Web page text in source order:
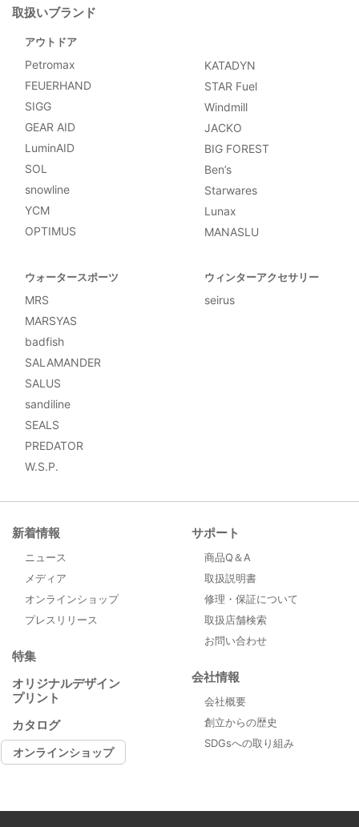
新着情報
ニュース
メディア
オンラインショップ
プレスリリース
特集
オリジナルデザイン
プリント
カタログ
オンラインショップ
サポート
商品Q＆A
取扱説明書
修理・保証について
取扱店舗検索
お問い合わせ
会社情報
会社概要
創立からの歴史
SDGsへの取り組み
取扱いブランド
アウトドア
Petromax
FEUERHAND
SIGG
GEAR AID
LuminAID
SOL
snowline
YCM
OPTIMUS
KATADYN
STAR Fuel
Windmill
JACKO
BIG FOREST
Ben’s
Starwares
Lunax
MANASLU
ウォータースポーツ
MRS
MARSYAS
badfish
SALAMANDER
SALUS
sandiline
SEALS
PREDATOR
W.S.P.
ウィンターアクセサリー
seirus